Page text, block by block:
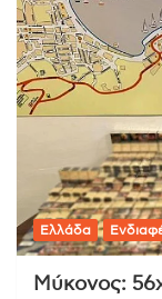
Ελλάδα
Μύκονος: